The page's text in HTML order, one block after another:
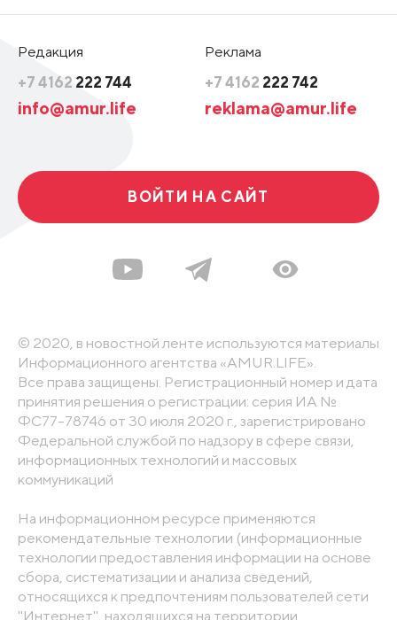
Редакция
+7 4162 222 744
info@amur.life
Реклама
+7 4162 222 742
reklama@amur.life
ВОЙТИ НА САЙТ
© 2020, в новостной ленте используются материалы
Информационного агентства «AMUR.LIFE».
Все права защищены. Регистрационный номер и дата
принятия решения о регистрации: серия ИА №
ФС77-78746 от 30 июля 2020 г., зарегистрировано
Федеральной службой по надзору в сфере связи,
информационных технологий и массовых
коммуникаций
На информационном ресурсе применяются
рекомендательные технологии (информационные
технологии предоставления информации на основе
сбора, систематизации и анализа сведений,
относящихся к предпочтениям пользователей сети
"Интернет", находящихся на территории